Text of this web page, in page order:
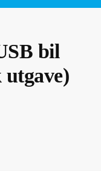
bil